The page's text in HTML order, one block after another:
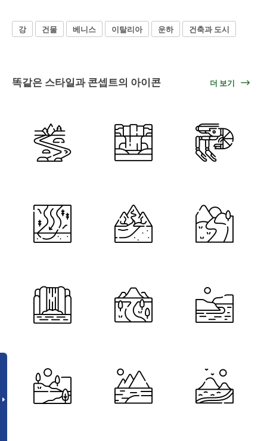
강 건물 베니스 이탈리아 운하 건축과 도시
똑같은 스타일과 콘셉트의 아이콘 더 보기